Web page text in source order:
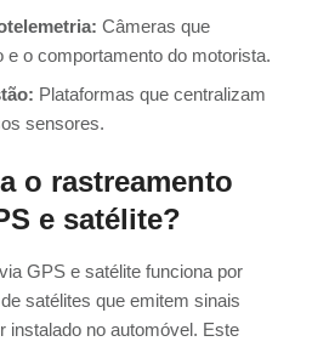
Câmeras que
e o comportamento do motorista.
Plataformas que centralizam
sensores.
o rastreamento
e satélite?
GPS e satélite funciona por
satélites que emitem sinais
instalado no automóvel. Este